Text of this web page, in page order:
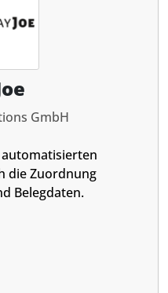
GmbH
automatisierten
die Zuordnung
Belegdaten.